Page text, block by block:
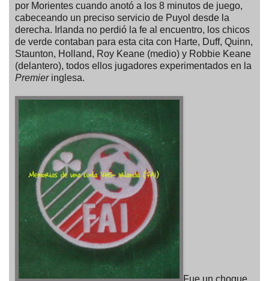
por Morientes cuando anotó a los 8 minutos de juego,
cabeceando un preciso servicio de Puyol desde la
derecha. Irlanda no perdió la fe al encuentro, los chicos
de verde contaban para esta cita con Harte, Duff, Quinn,
Staunton, Holland, Roy Keane (medio) y Robbie Keane
(delantero), todos ellos jugadores experimentados en la
Premieringlesa.